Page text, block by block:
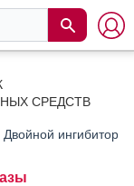
СРЕДСТВ
Двойной ингибитор